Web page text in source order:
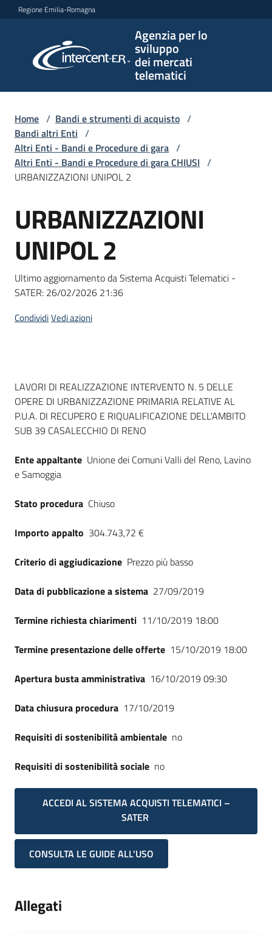
Vai al contenuto
Vai alla navigazione
Vai al footer
Regione Emilia-Romagna
Agenzia per lo
sviluppo
dei mercati
telematici
per lo
sviluppo
telematici
L'Agenzia
Bandi
strumenti
acquisto
telematiche
English
site
su
Home / Bandi e strumenti di acquisto /
Bandi altri Enti /
Altri Enti - Bandi e Procedure di gara /
Altri Enti - Bandi e Procedure di gara CHIUSI /
URBANIZZAZIONI UNIPOL 2
Salta al contenuto
URBANIZZAZIONI
UNIPOL 2
Ultimo aggiornamento da Sistema Acquisti Telematici -
SATER: 26/02/2026 21:36
CondividiVedi azioni
Dati del bando
LAVORI DI REALIZZAZIONE INTERVENTO N. 5 DELLE
OPERE DI URBANIZZAZIONE PRIMARIA RELATIVE AL
P.U.A. DI RECUPERO E RIQUALIFICAZIONE DELL'AMBITO
SUB 39 CASALECCHIO DI RENO
Ente appaltante Unione dei Comuni Valli del Reno, Lavino
e Samoggia
Stato procedura Chiuso
Importo appalto 304.743,72 €
Criterio di aggiudicazione Prezzo più basso
Data di pubblicazione a sistema 27/09/2019
Termine richiesta chiarimenti 11/10/2019 18:00
Termine presentazione delle offerte 15/10/2019 18:00
Apertura busta amministrativa 16/10/2019 09:30
Data chiusura procedura 17/10/2019
Requisiti di sostenibilità ambientale no
Requisiti di sostenibilità sociale no
ACCEDI AL SISTEMA ACQUISTI TELEMATICI –
SATER
CONSULTA LE GUIDE ALL'USO
Allegati